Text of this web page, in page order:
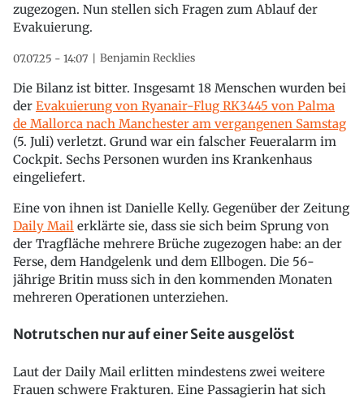
zugezogen. Nun stellen sich Fragen zum Ablauf der
Evakuierung.
07.07.25 - 14:07 Benjamin Recklies
Die Bilanz ist bitter. Insgesamt 18 Menschen wurden bei
der Evakuierung von Ryanair-Flug RK3445 von Palma
de Mallorca nach Manchester am vergangenen Samstag
(5. Juli) verletzt. Grund war ein falscher Feueralarm im
Cockpit. Sechs Personen wurden ins Krankenhaus
eingeliefert.
Eine von ihnen ist Danielle Kelly. Gegenüber der Zeitung
Daily Mail erklärte sie, dass sie sich beim Sprung von
der Tragfläche mehrere Brüche zugezogen habe: an der
Ferse, dem Handgelenk und dem Ellbogen. Die 56-
jährige Britin muss sich in den kommenden Monaten
mehreren Operationen unterziehen.
Notrutschen nur auf einer Seite ausgelöst
Laut der Daily Mail erlitten mindestens zwei weitere
Frauen schwere Frakturen. Eine Passagierin hat sich